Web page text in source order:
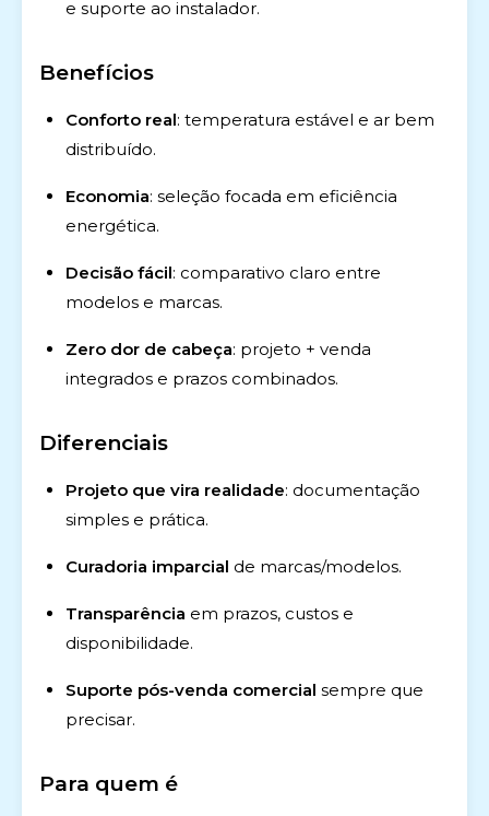
e suporte ao instalador.
Benefícios
Conforto real: temperatura estável e ar bem
distribuído.
Economia: seleção focada em eficiência
energética.
Decisão fácil: comparativo claro entre
modelos e marcas.
Zero dor de cabeça: projeto + venda
integrados e prazos combinados.
Diferenciais
Projeto que vira realidade: documentação
simples e prática.
Curadoria imparcial de marcas/modelos.
Transparência em prazos, custos e
disponibilidade.
Suporte pós-venda comercial sempre que
precisar.
Para quem é